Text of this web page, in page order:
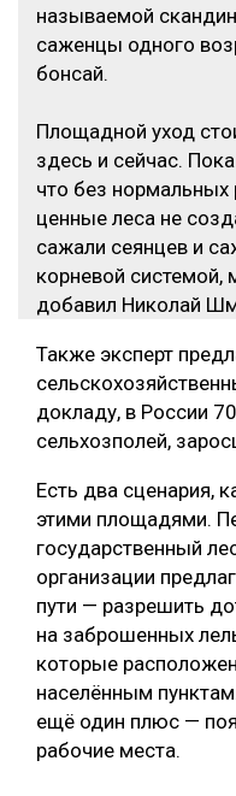
называемой
саженцы одного
бонсай.
Площадной уход
здесь и сейчас.
что без
ценные леса не
сажали сеянцев и
корневой
добавил Николай
Также эксперт
докладу, в России
сельхозполей,
Есть два сценария,
этими площадями.
государственный
организации
пути — разрешить
на заброшенных
которые
населённым
ещё один плюс —
рабочие места.